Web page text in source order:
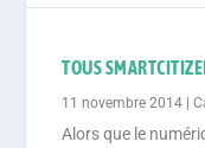
TOUS
11 novembre 2014 |
Alors que le